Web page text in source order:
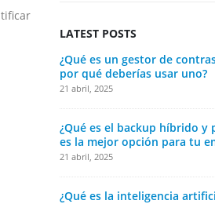
LATEST POSTS
¿Qué es un gestor de
por qué deberías usar uno?
21 abril, 2025
¿Qué es el backup híbrido y
es la mejor opción para tu
21 abril, 2025
¿Qué es la inteligencia